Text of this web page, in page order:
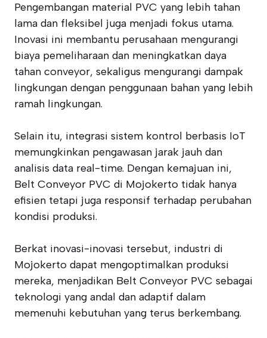
Pengembangan material PVC yang lebih tahan
lama dan fleksibel juga menjadi fokus utama.
Inovasi ini membantu perusahaan mengurangi
biaya pemeliharaan dan meningkatkan daya
tahan conveyor, sekaligus mengurangi dampak
lingkungan dengan penggunaan bahan yang lebih
ramah lingkungan.
Selain itu, integrasi sistem kontrol berbasis IoT
memungkinkan pengawasan jarak jauh dan
analisis data real-time. Dengan kemajuan ini,
Belt Conveyor PVC di Mojokerto tidak hanya
efisien tetapi juga responsif terhadap perubahan
kondisi produksi.
Berkat inovasi-inovasi tersebut, industri di
Mojokerto dapat mengoptimalkan produksi
mereka, menjadikan Belt Conveyor PVC sebagai
teknologi yang andal dan adaptif dalam
memenuhi kebutuhan yang terus berkembang.